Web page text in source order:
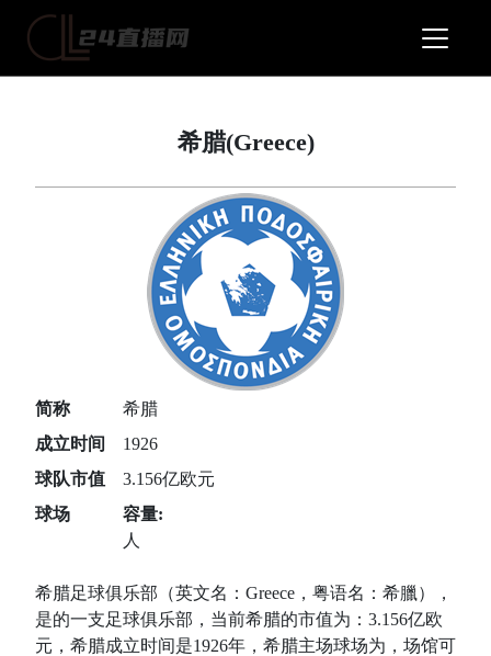
希腊(Greece)
简称
希腊
成立时间
1926
球队市值
3.156亿欧元
球场
容量:
人
希腊足球俱乐部（英文名：Greece，粤语名：希臘），
是的一支足球俱乐部，当前希腊的市值为：3.156亿欧
元，希腊成立时间是1926年，希腊主场球场为，场馆可